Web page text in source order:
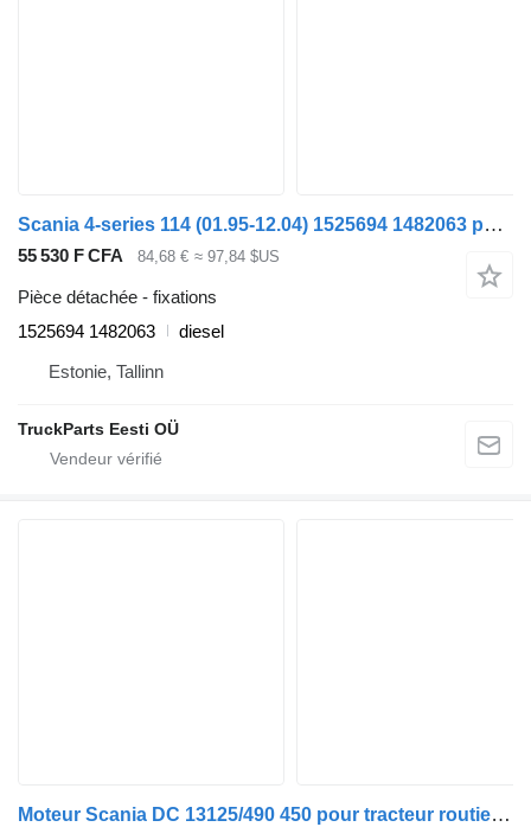
Scania 4-series 114 (01.95-12.04) 1525694 1482063 pour tracteur routier Scania 4-series (1995-2006)
55 530 F CFA 84,68 € ≈ 97,84 $US
Pièce détachée - fixations
1525694 1482063
diesel
Estonie, Tallinn
TruckParts Eesti OÜ
Moteur Scania DC 13125/490 450 pour tracteur routier Scania R490